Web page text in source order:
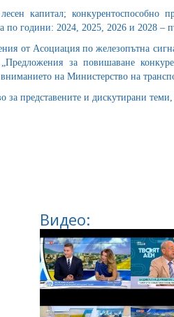
капитал; конкурентоспособно
по години: 2024, 2025, 2026 и 2028 –
от Асоциация по железопътна
за повишаване
на Министерство на
представените и дискутирани
Видео: